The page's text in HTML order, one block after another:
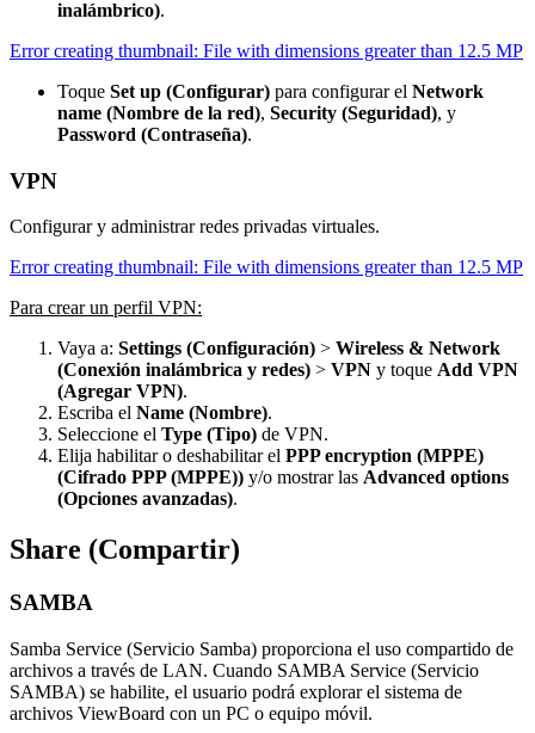
inalámbrico).
Error creating thumbnail: File with dimensions greater than 12.5 MP
Toque Set up (Configurar) para configurar el Network
name (Nombre de la red), Security (Seguridad), y
Password (Contraseña).
VPN
Configurar y administrar redes privadas virtuales.
Error creating thumbnail: File with dimensions greater than 12.5 MP
Para crear un perfil VPN:
Vaya a: Settings (Configuración) > Wireless & Network
(Conexión inalámbrica y redes) > VPN y toque Add VPN
(Agregar VPN).
Escriba el Name (Nombre).
Seleccione el Type (Tipo) de VPN.
Elija habilitar o deshabilitar el PPP encryption (MPPE)
(Cifrado PPP (MPPE)) y/o mostrar las Advanced options
(Opciones avanzadas).
Share (Compartir)
SAMBA
Samba Service (Servicio Samba) proporciona el uso compartido de
archivos a través de LAN. Cuando SAMBA Service (Servicio
SAMBA) se habilite, el usuario podrá explorar el sistema de
archivos ViewBoard con un PC o equipo móvil.